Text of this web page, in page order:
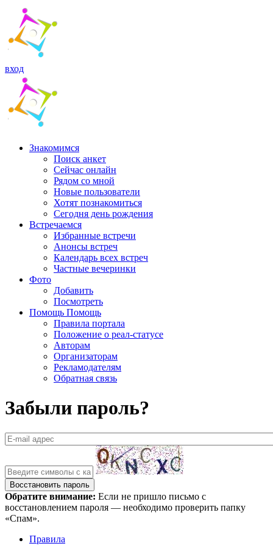
вход
Знакомимся
Поиск анкет
Сейчас онлайн
Рядом со мной
Новые пользователи
Хотят познакомиться
Cегодня день рождения
Встречаемся
Избранные встречи
Анонсы встреч
Календарь всех встреч
Частные вечеринки
Фото
Добавить
Посмотреть
Помощь Помощь
Правила портала
Положение о реал-статусе
Авторам
Организаторам
Рекламодателям
Обратная связь
Забыли пароль?
Обратите внимание: Если не пришло письмо с
восстановлением пароля — необходимо проверить папку
«Спам».
Правила